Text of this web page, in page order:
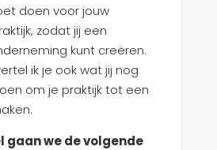
doen voor jouw
zodat jij een
kunt creëren.
ik je ook wat jij nog
om je praktijk tot een
gaan we de volgende